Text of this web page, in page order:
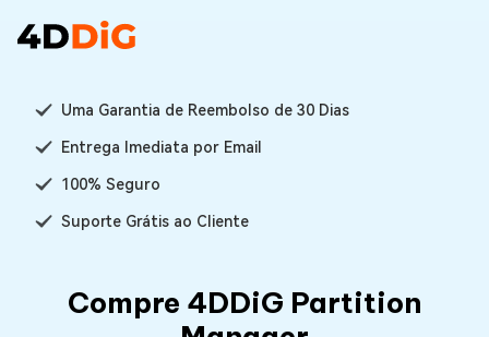
Uma Garantia de Reembolso de 30 Dias
Entrega Imediata por Email
100% Seguro
Suporte Grátis ao Cliente
Compre 4DDiG Partition